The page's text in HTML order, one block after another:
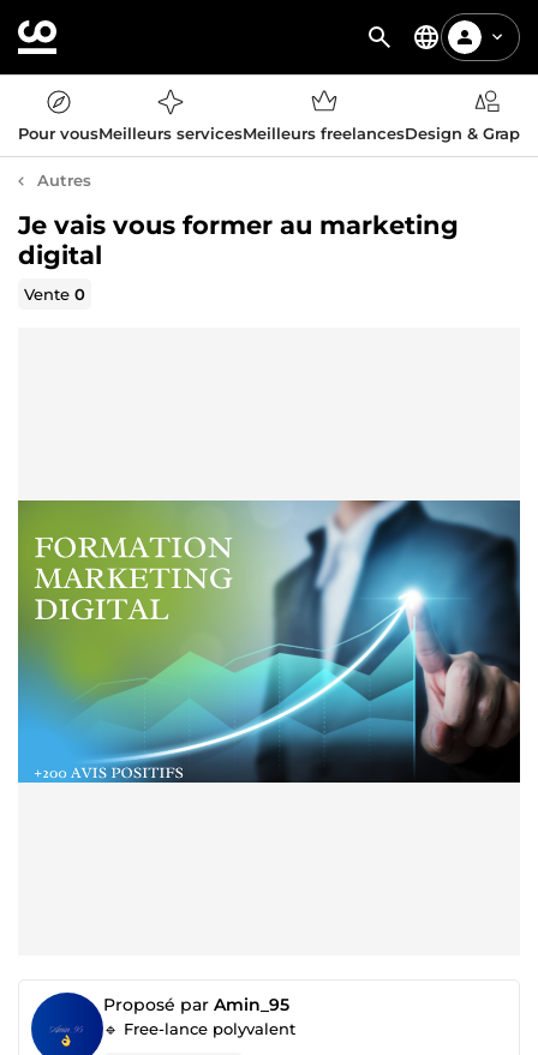
Pour vousMeilleurs servicesMeilleurs freelancesDesign &
Autres
Je vais vous former au marketing
digital
Vente0
Proposé par Amin_95
🔹 Free-lance polyvalent